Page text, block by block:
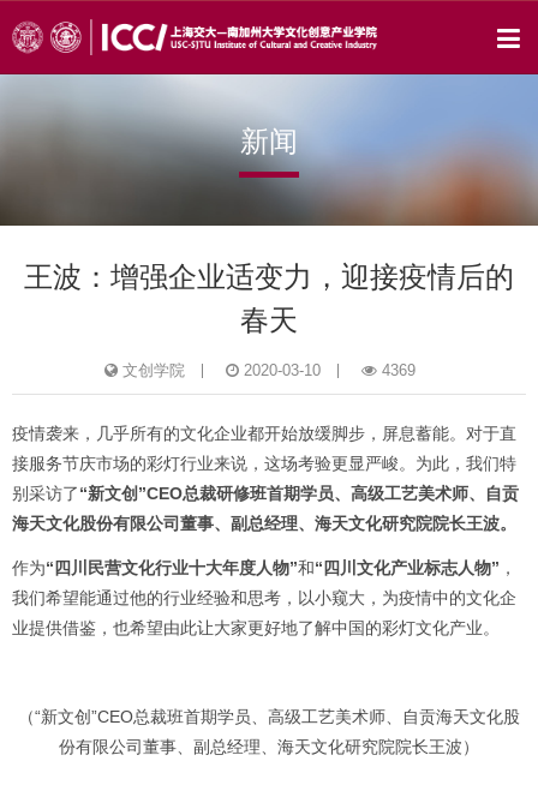
新闻
王波：增强企业适变力，迎接疫情后的
春天
文创学院 2020-03-10 4369
疫情袭来，几乎所有的文化企业都开始放缓脚步，屏息蓄能。对于直
接服务节庆市场的彩灯行业来说，这场考验更显严峻。为此，我们特
别采访了“新文创”CEO总裁研修班首期学员、高级工艺美术师、自贡
海天文化股份有限公司董事、副总经理、海天文化研究院院长王波。
作为“四川民营文化行业十大年度人物”和“四川文化产业标志人物” ，
我们希望能通过他的行业经验和思考，以小窥大，为疫情中的文化企
业提供借鉴，也希望由此让大家更好地了解中国的彩灯文化产业。
（“新文创”CEO总裁班首期学员、高级工艺美术师、自贡海天文化股
份有限公司董事、副总经理、海天文化研究院院长王波）